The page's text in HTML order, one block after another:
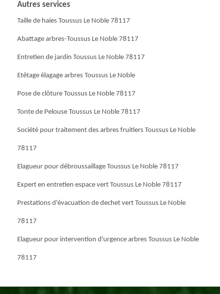
Autres services
Taille de haies Toussus Le Noble 78117
Abattage arbres-Toussus Le Noble 78117
Entretien de jardin Toussus Le Noble 78117
Etêtage élagage arbres Toussus Le Noble
Pose de clôture Toussus Le Noble 78117
Tonte de Pelouse Toussus Le Noble 78117
Société pour traitement des arbres fruitiers Toussus Le Noble
78117
Elagueur pour débroussaillage Toussus Le Noble 78117
Expert en entretien espace vert Toussus Le Noble 78117
Prestations d'évacuation de dechet vert Toussus Le Noble
78117
Elagueur pour intervention d'urgence arbres Toussus Le Noble
78117